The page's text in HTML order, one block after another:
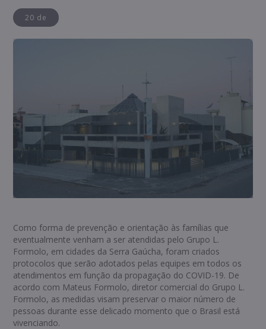
20 de
Como forma de prevenção e orientação às famílias que
eventualmente venham a ser atendidas pelo Grupo L.
Formolo, em cidades da Serra Gaúcha, foram criados
protocolos que serão adotados pelas equipes em todos os
atendimentos em função da propagação do COVID-19. De
acordo com Mateus Formolo, diretor comercial do Grupo L.
Formolo, as medidas visam preservar o maior número de
pessoas durante esse delicado momento que o Brasil está
vivenciando.